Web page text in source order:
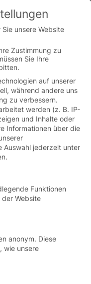
website.
den
unsere Website
Zustimmung zu
Sie Ihre
auf unserer
während andere uns
zu verbessern.
werden (z. B. IP-
und Inhalte oder
Informationen über die
Auswahl jederzeit unter
Funktionen
Website
anonym. Diese
wie unsere